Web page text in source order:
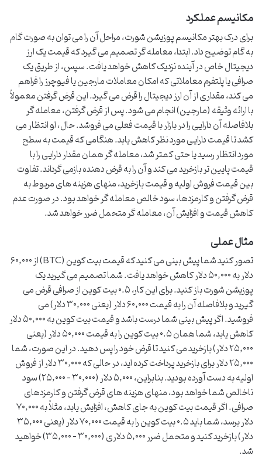
مکانیسم عملکرد
برای درک بهتر مکانیسم پوزیشن شورت، مراحل آن را می توان به صورت گام
به گام توضیح داد. ابتدا، معامله گر تصمیم می گیرد که قیمت یک ارز
دیجیتال خاص در آینده نزدیک کاهش خواهد یافت. سپس، از طریق یک
صرافی یا پلتفرم معاملاتی که امکان معاملات مارجین یا فیوچرز را فراهم
می کند، مقداری از آن ارز دیجیتال را قرض می گیرد. این قرض گرفتن معمولاً
با ارائه وثیقه (مارجین) انجام می شود. پس از قرض گرفتن، معامله گر
بلافاصله آن دارایی را در بازار با قیمت فعلی می فروشد. حال، او انتظار می
کشد تا قیمت دارایی مورد نظر کاهش یابد. هنگامی که قیمت به سطح
مورد انتظار رسید یا حتی کمتر شد، معامله گر همان مقدار دارایی را با
قیمت پایین تر بازخرید می کند و آن را به قرض دهنده بازمی گرداند. تفاوت
بین قیمت فروش اولیه و قیمت بازخرید، منهای هزینه های مربوط به
قرض گرفتن و کارمزدها، سود خالص معامله گر خواهد بود. در صورت عدم
کاهش قیمت و افزایش آن، معامله گر متحمل ضرر خواهد شد.
مثال عملی
تصور کنید شما پیش بینی می کنید که قیمت بیت کوین (BTC) از ۶۰,۰۰۰
دلار به ۵۰,۰۰۰ دلار کاهش خواهد یافت. شما تصمیم می گیرید یک
پوزیشن شورت باز کنید. برای این کار، ۰.۵ بیت کوین از صرافی قرض می
گیرید و بلافاصله آن را به قیمت ۶۰,۰۰۰ دلار (یعنی ۳۰,۰۰۰ دلار) می
فروشید. اگر پیش بینی شما درست باشد و قیمت بیت کوین به ۵۰,۰۰۰ دلار
کاهش یابد، شما همان ۰.۵ بیت کوین را به قیمت ۵۰,۰۰۰ دلار (یعنی
۲۵,۰۰۰ دلار) بازخرید می کنید تا قرض خود را پس دهید. در این صورت، شما
۲۵,۰۰۰ دلار برای بازخرید پرداخت کرده اید، در حالی که ۳۰,۰۰۰ دلار از فروش
اولیه به دست آورده بودید. بنابراین، ۵,۰۰۰ دلار (۳۰,۰۰۰ – ۲۵,۰۰۰) سود
ناخالص شما خواهد بود، منهای هزینه های قرض گرفتن و کارمزدهای
صرافی. اگر قیمت بیت کوین به جای کاهش، افزایش یابد، مثلاً به ۷۰,۰۰۰
دلار برسد، شما باید ۰.۵ بیت کوین را به قیمت ۷۰,۰۰۰ دلار (یعنی ۳۵,۰۰۰
دلار) بازخرید کنید و متحمل ضرر ۵,۰۰۰ دلاری (۳۰,۰۰۰ – ۳۵,۰۰۰) خواهید
شد.